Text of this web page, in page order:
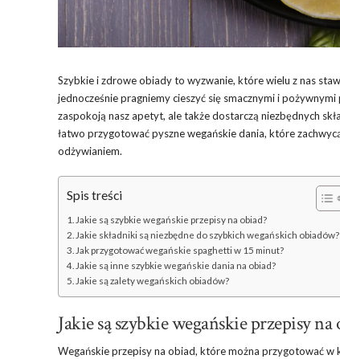
Szybkie i zdrowe obiady to wyzwanie, które wielu z nas
jednocześnie pragniemy cieszyć się smacznymi i
zaspokoją nasz apetyt, ale także dostarczą niezbędnych
łatwo przygotować pyszne wegańskie dania, które
odżywianiem.
Spis treści
Jakie są szybkie wegańskie przepisy na obiad?
Jakie składniki są niezbędne do szybkich wegańskich obiadów?
Jak przygotować wegańskie spaghetti w 15 minut?
Jakie są inne szybkie wegańskie dania na obiad?
Jakie są zalety wegańskich obiadów?
Jakie są szybkie wegańskie przepisy na
Wegańskie przepisy na obiad, które można przygotować w